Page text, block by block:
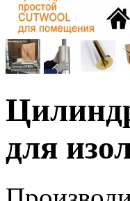
для